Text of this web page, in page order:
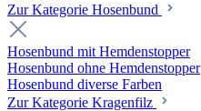
Zur Kategorie Hosenbund
Hosenbund mit Hemdenstopper
Hosenbund ohne Hemdenstopper
Hosenbund diverse Farben
Zur Kategorie Kragenfilz